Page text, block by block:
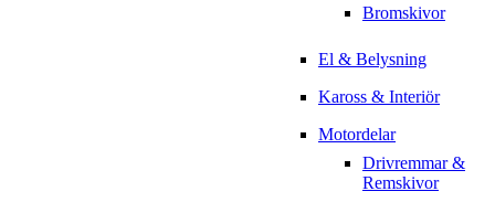
Bromskivor
El & Belysning
Kaross & Interiör
Motordelar
Drivremmar &
Remskivor